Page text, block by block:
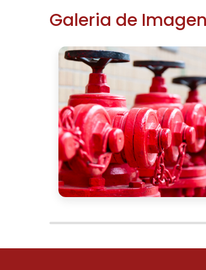
possibilidade de
ambiente de trabalho. Isso
Uma apresentação
organizado e seguro.
a decoração e o layout
segurança também pode
segurança é prioridade e a
ORÇAMENTO E
Se sua empresa está
fundamental solicitar um
especialistas prontos para
Galeria de